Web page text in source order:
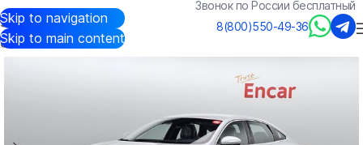
Skip to navigation
Skip to main content
Звонок по России бесплатный
8(800)550-49-36
Авто из Кореи/Каталог Renault-Korea(Samsung)/SM6